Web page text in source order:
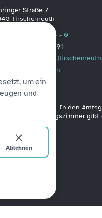
um ein
und
Ablehnen
Straße 7
Tirschenreuth
0 96 31 / 88 - 0
0 96 31 / 2391
Informationen
verbunden. In den
Besprechungszimmer gibt